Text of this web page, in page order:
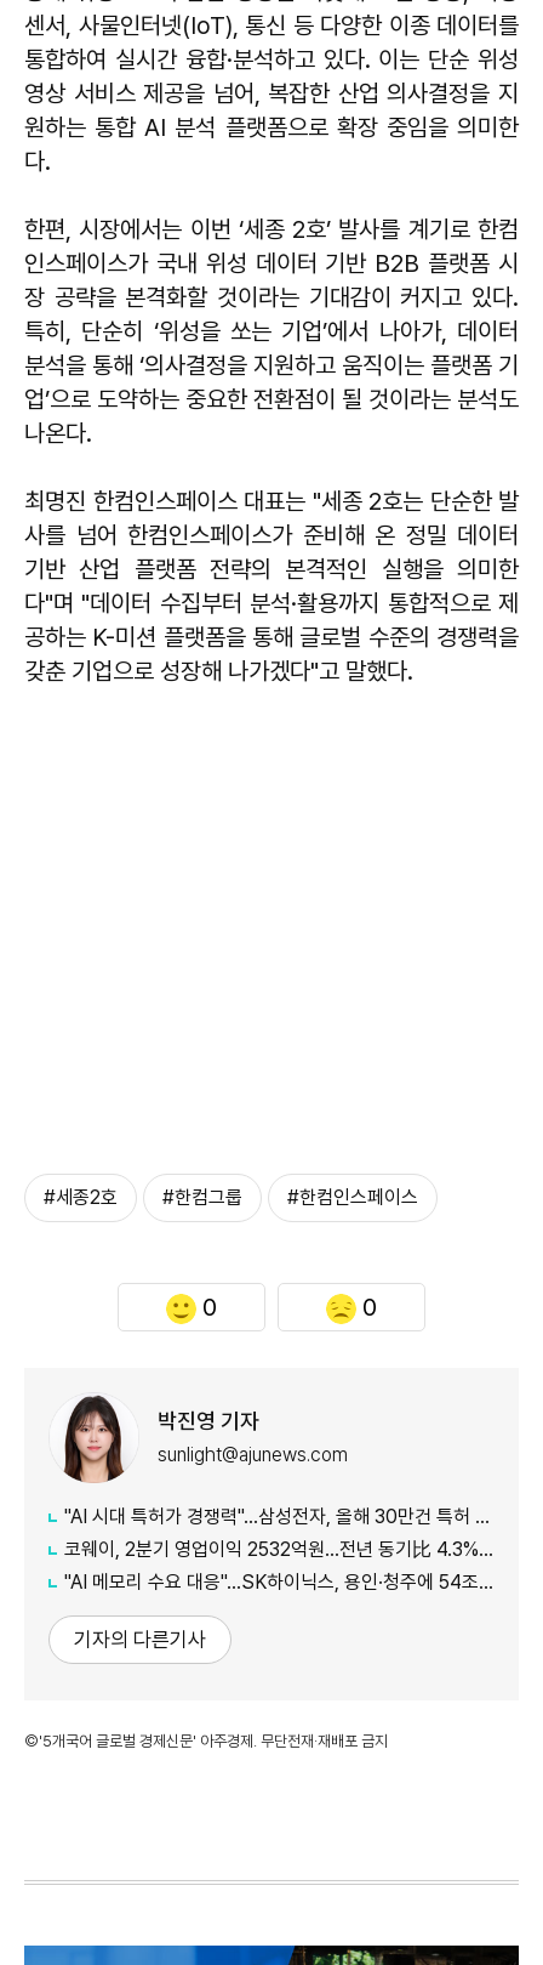
센서, 사물인터넷(IoT), 통신 등 다양한 이종 데이터를
통합하여 실시간 융합·분석하고 있다. 이는 단순 위성
영상 서비스 제공을 넘어, 복잡한 산업 의사결정을 지
원하는 통합 AI 분석 플랫폼으로 확장 중임을 의미한
다.
한편, 시장에서는 이번 ‘세종 2호’ 발사를 계기로 한컴
인스페이스가 국내 위성 데이터 기반 B2B 플랫폼 시
장 공략을 본격화할 것이라는 기대감이 커지고 있다.
특히, 단순히 ‘위성을 쏘는 기업’에서 나아가, 데이터
분석을 통해 ‘의사결정을 지원하고 움직이는 플랫폼 기
업’으로 도약하는 중요한 전환점이 될 것이라는 분석도
나온다.
최명진 한컴인스페이스 대표는 "세종 2호는 단순한 발
사를 넘어 한컴인스페이스가 준비해 온 정밀 데이터
기반 산업 플랫폼 전략의 본격적인 실행을 의미한
다"며 "데이터 수집부터 분석·활용까지 통합적으로 제
공하는 K-미션 플랫폼을 통해 글로벌 수준의 경쟁력을
갖춘 기업으로 성장해 나가겠다"고 말했다.
#세종2호 #한컴그룹 #한컴인스페이스
0 0
박진영 기자
sunlight@ajunews.com
"AI 시대 특허가 경쟁력"…삼성전자, 올해 30만건 특허 시대 연다
코웨이, 2분기 영업이익 2532억원…전년 동기比 4.3% 증가
"AI 메모리 수요 대응"…SK하이닉스, 용인·청주에 54조원 투자
기자의 다른기사
©'5개국어 글로벌 경제신문' 아주경제. 무단전재·재배포 금지